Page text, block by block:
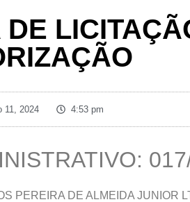
11, 2024 4:53 pm
PEREIRA DE ALMEIDA JUNIOR